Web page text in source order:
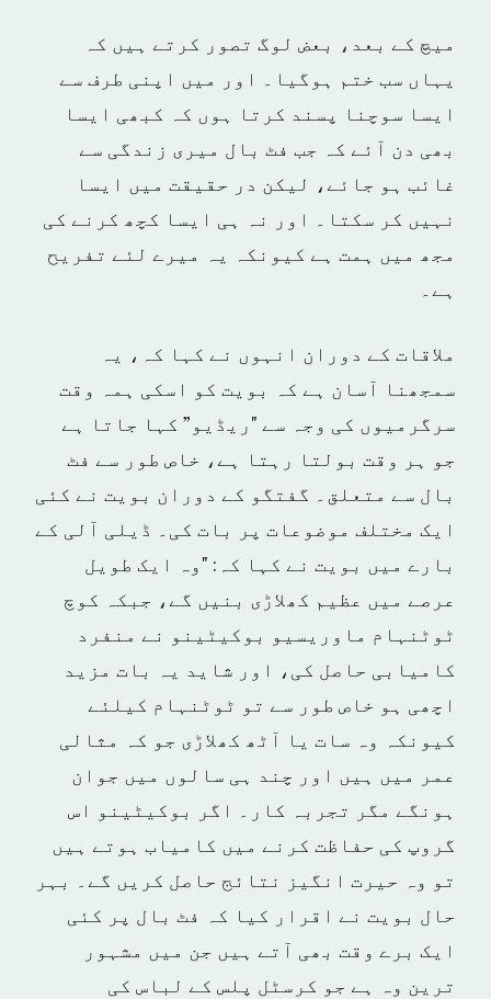
میچ کے بعد، بعض لوگ تصور کرتے ہیں کہ
یہاں سب ختم ہوگیا۔ اور میں اپنی طرف سے
ایسا سوچنا پسند کرتا ہوں کہ کبھی ایسا
بھی دن آئے کہ جب فٹ بال میری زندگی سے
غائب ہو جائے، لیکن در حقیقت میں ایسا
نہیں کر سکتا۔ اور نہ ہی ایسا کچھ کرنے کی
مجھ میں ہمت ہے کیونکہ یہ میرے لئے تفریح
ہے۔
ملاقات کے دوران انہوں نے کہا کہ، یہ
سمجھنا آسان ہے کہ بویت کو اسکی ہمہ وقت
سرگرمیوں کی وجہ سے "ریڈیو” کہا جاتا ہے
جو ہر وقت بولتا رہتا ہے، خاص طور سے فٹ
بال سے متعلق۔ گفتگو کے دوران بویت نے کئی
ایک مختلف موضوعات پر بات کی۔ ڈیلی آلی کے
بارے میں بویت نے کہا کہ: "وہ ایک طویل
عرصے میں عظیم کھلاڑی بنیں گے، جبکہ کوچ
ٹوٹنہام ماوریسیو بوکیٹینو نے منفرد
کامیابی حاصل کی، اور شاید یہ بات مزید
اچھی ہو خاص طور سے تو ٹوٹنہام کیلئے
کیونکہ وہ سات یا آٹھ کھلاڑی جو کہ مثالی
عمر میں ہیں اور چند ہی سالوں میں جوان
ہونگے مگر تجربہ کار۔ اگر بوکیٹینو اس
گروپ کی حفاظت کرنے میں کامیاب ہوتے ہیں
تو وہ حیرت انگیز نتائج حاصل کریں گے۔ بہر
حال بویت نے اقرار کیا کہ فٹ بال پر کئی
ایک برے وقت بھی آتے ہیں جن میں مشہور
ترین وہ ہے جو کرسٹل پلس کے لباس کی